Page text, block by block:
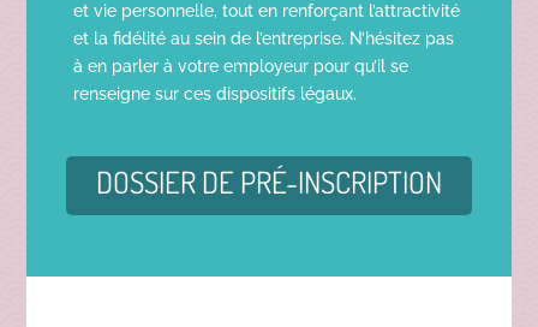
et vie personnelle, tout en renforçant l’attractivité
et la fidélité au sein de l’entreprise. N’hésitez pas
à en parler à votre employeur pour qu’il se
renseigne sur ces dispositifs légaux.
DOSSIER DE PRÉ-INSCRIPTION